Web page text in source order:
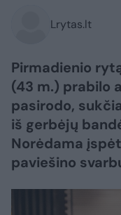
Lrytas.lt
Pirmadienio
(43 m.) prabilo
pasirodo,
iš gerbėjų
Norėdama
paviešino